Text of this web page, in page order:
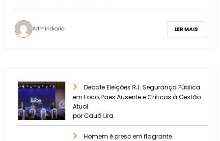
Admindiario LER MAIS
Debate Eleições RJ: Segurança Pública
em Foco, Paes Ausente e Críticas à Gestão
Atual
por Cauã Lira
Homem é preso em flagrante